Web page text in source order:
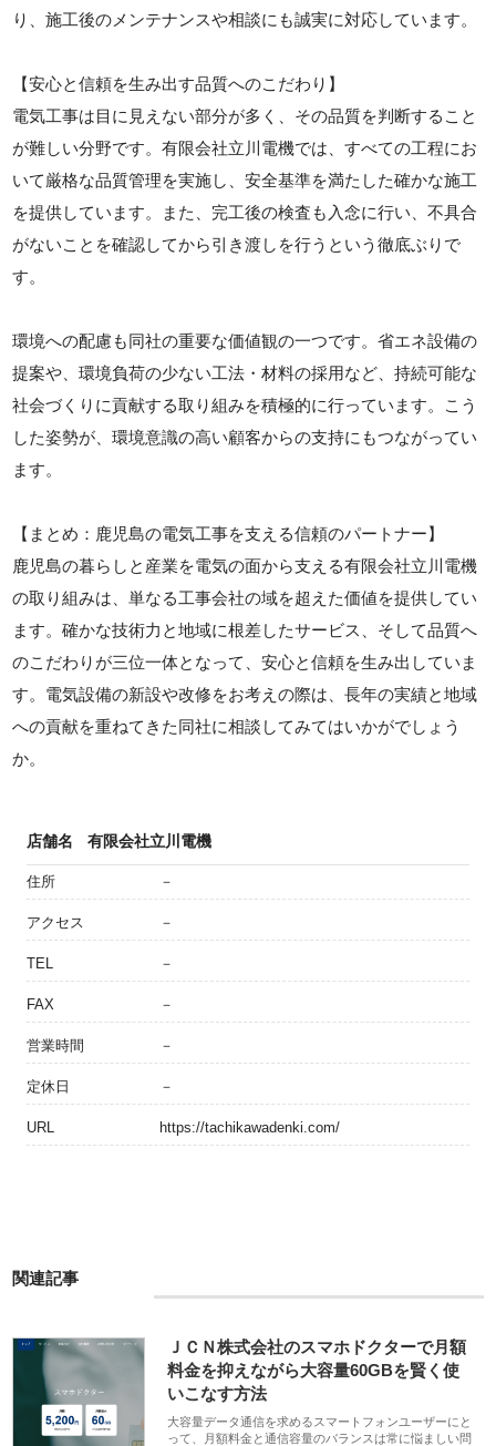
り、施工後のメンテナンスや相談にも誠実に対応しています。
【安心と信頼を生み出す品質へのこだわり】
電気工事は目に見えない部分が多く、その品質を判断すること
が難しい分野です。有限会社立川電機では、すべての工程にお
いて厳格な品質管理を実施し、安全基準を満たした確かな施工
を提供しています。また、完工後の検査も入念に行い、不具合
がないことを確認してから引き渡しを行うという徹底ぶりで
す。
環境への配慮も同社の重要な価値観の一つです。省エネ設備の
提案や、環境負荷の少ない工法・材料の採用など、持続可能な
社会づくりに貢献する取り組みを積極的に行っています。こう
した姿勢が、環境意識の高い顧客からの支持にもつながってい
ます。
【まとめ：鹿児島の電気工事を支える信頼のパートナー】
鹿児島の暮らしと産業を電気の面から支える有限会社立川電機
の取り組みは、単なる工事会社の域を超えた価値を提供してい
ます。確かな技術力と地域に根差したサービス、そして品質へ
のこだわりが三位一体となって、安心と信頼を生み出していま
す。電気設備の新設や改修をお考えの際は、長年の実績と地域
への貢献を重ねてきた同社に相談してみてはいかがでしょう
か。
店舗名 有限会社立川電機
住所 －
アクセス －
TEL －
FAX －
営業時間 －
定休日 －
URL https://tachikawadenki.com/
関連記事
ＪＣＮ株式会社のスマホドクターで月額
料金を抑えながら大容量60GBを賢く使
いこなす方法
大容量データ通信を求めるスマートフォンユーザーにと
って、月額料金と通信容量のバランスは常に悩ましい問